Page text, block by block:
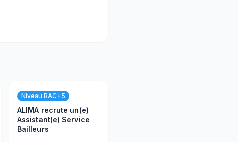
Niveau BAC+5
ALIMA recrute un(e)
Assistant(e) Service
Bailleurs